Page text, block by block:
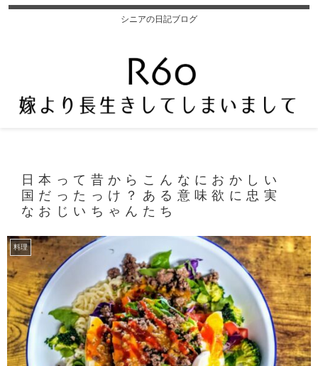
シニアの日記ブログ
日本って昔からこんなにおかしい
国だったっけ？ある意味欲に忠実
なおじいちゃんたち
料理